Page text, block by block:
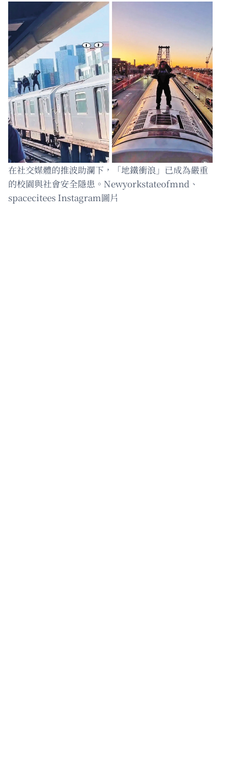
在社交媒體的推波助瀾下，「地鐵衝浪」已成為嚴重
的校園與社會安全隱患。Newyorkstateofmnd、
spacecitees Instagram圖片